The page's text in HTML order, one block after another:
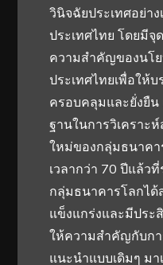
วินิจฉัยประเทศอย่า
ประเทศไทย โดยมีจุ
ความสำคัญของนโ
ประเทศไทยเพื่อให้บ
ครอบคลุมและยั่งยื
ฐานในการวิเคราะ
ใหม่ของกลุ่มธนาคา
เวลากว่า 70 ปีแล้ว
กลุ่มธนาคารโลกไ
แข็งแกร่งและมีปร
ให้ความสำคัญกับก
แนะนำแบบเดิมๆ ม